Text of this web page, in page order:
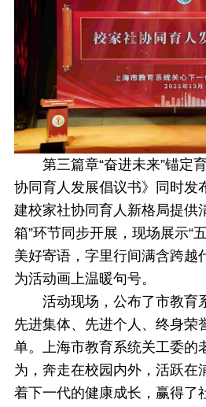
第三篇章“奋进未来”锚定
协同育人发展倡议书》同时发
建校家社协同育人新格局提供
箱”环节同步开展，现场展示“
美好寄语，字里行间满含跨越
为活动画上温暖句号。
活动现场，公布了市教育
先进集体、先进个人、终身荣
单。上海市教育系统关工委的
为，奔走在校园内外，活跃在
着下一代的健康成长，赢得了